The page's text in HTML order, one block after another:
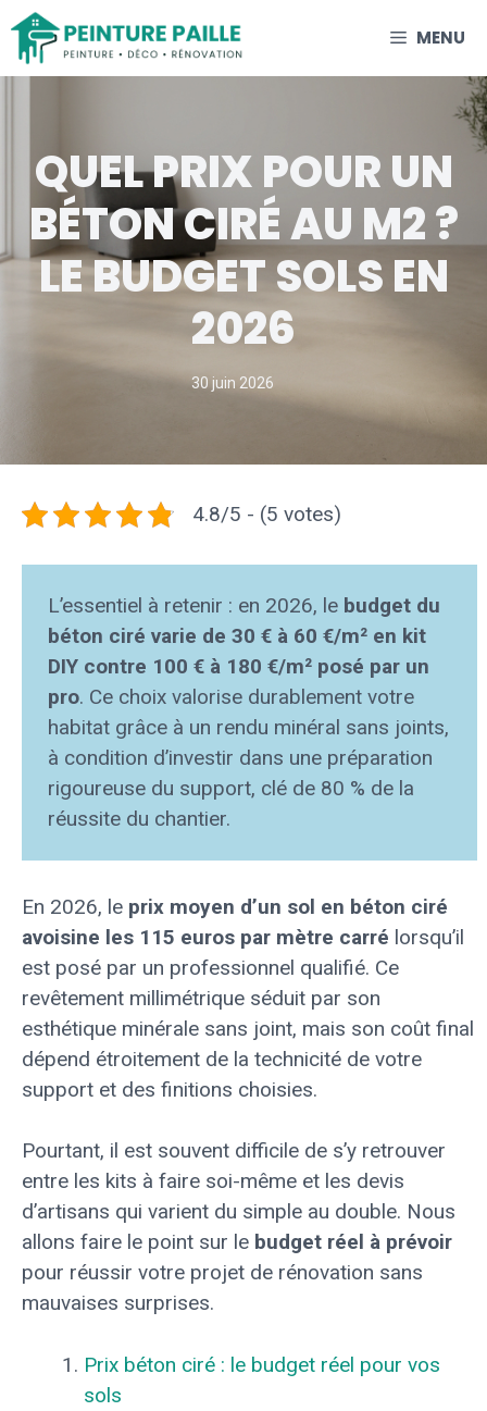
Aller
contenu
MENU
QUEL PRIX POUR UN
BÉTON CIRÉ AU M2 ?
LE BUDGET SOLS EN
2026
30 juin 2026
4.8/5 - (5 votes)
L’essentiel à retenir : en 2026, le budget du
béton ciré varie de 30 € à 60 €/m² en kit
DIY contre 100 € à 180 €/m² posé par un
pro. Ce choix valorise durablement votre
habitat grâce à un rendu minéral sans joints,
à condition d’investir dans une préparation
rigoureuse du support, clé de 80 % de la
réussite du chantier.
En 2026, le prix moyen d’un sol en béton ciré
avoisine les 115 euros par mètre carré lorsqu’il
est posé par un professionnel qualifié. Ce
revêtement millimétrique séduit par son
esthétique minérale sans joint, mais son coût final
dépend étroitement de la technicité de votre
support et des finitions choisies.
Pourtant, il est souvent difficile de s’y retrouver
entre les kits à faire soi-même et les devis
d’artisans qui varient du simple au double. Nous
allons faire le point sur le budget réel à prévoir
pour réussir votre projet de rénovation sans
mauvaises surprises.
Prix béton ciré : le budget réel pour vos
sols